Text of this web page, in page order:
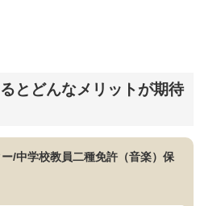
とどんなメリットが期待
/中学校教員二種免許（音楽）保